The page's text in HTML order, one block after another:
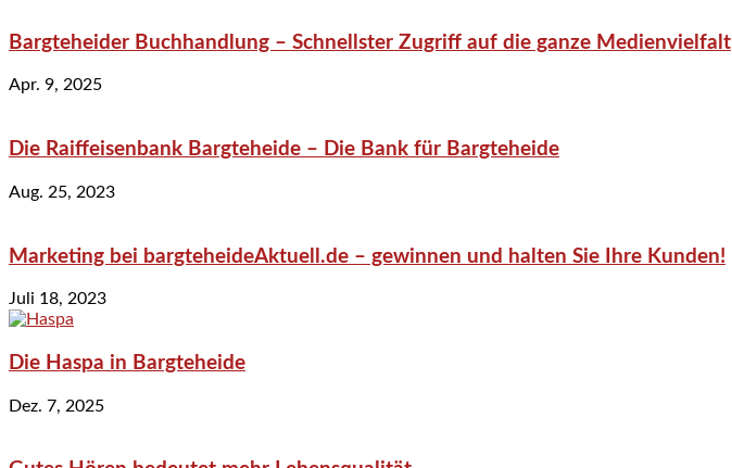
Bargteheider Buchhandlung – Schnellster Zugriff auf die ganze Medienvielfalt
Apr. 9, 2025
Die Raiffeisenbank Bargteheide – Die Bank für Bargteheide
Aug. 25, 2023
Marketing bei bargteheideAktuell.de – gewinnen und halten Sie Ihre Kunden!
Juli 18, 2023
Die Haspa in Bargteheide
Dez. 7, 2025